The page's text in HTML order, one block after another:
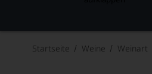
Startseite Weine Weinart